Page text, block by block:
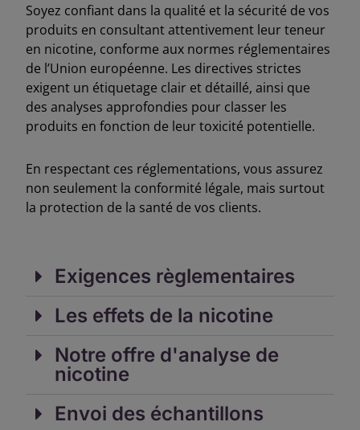
Soyez confiant dans la qualité et la sécurité de vos
produits en consultant attentivement leur teneur
en nicotine, conforme aux normes réglementaires
de l’Union européenne. Les directives strictes
exigent un étiquetage clair et détaillé, ainsi que
des analyses approfondies pour classer les
produits en fonction de leur toxicité potentielle.
En respectant ces réglementations, vous assurez
non seulement la conformité légale, mais surtout
la protection de la santé de vos clients.
Exigences règlementaires
Les effets de la nicotine
Notre offre d'analyse de
nicotine
Envoi des échantillons